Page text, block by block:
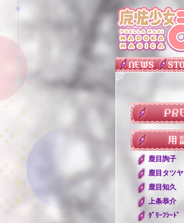
鹿目詢子
鹿目タツヤ
鹿目知久
上条恭介
ｸﾞﾘｰﾌｼｰﾄﾞ